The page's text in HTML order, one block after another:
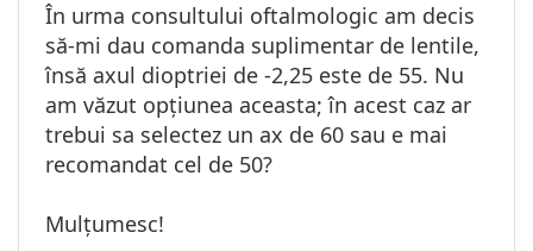
În urma consultului oftalmologic am decis
să-mi dau comanda suplimentar de lentile,
însă axul dioptriei de -2,25 este de 55. Nu
am văzut opțiunea aceasta; în acest caz ar
trebui sa selectez un ax de 60 sau e mai
recomandat cel de 50?
Mulțumesc!